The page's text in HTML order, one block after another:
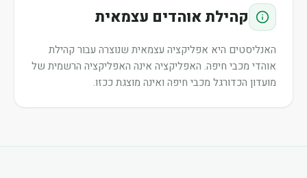
קהילת אוהדים עצמאית
האנליסטים היא אפליקציה עצמאית שנוצרה עבור קהילת
אוהדי מכבי חיפה. האפליקציה אינה האפליקציה הרשמית של
מועדון הכדורגל מכבי חיפה ואינה מוצגת ככזו.